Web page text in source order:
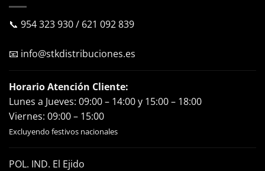
📞 954 323 930/ 621 092 839
📧 info@stkdistribuciones.es
Horario Atención Cliente:
Lunes a Jueves: 09:00 – 14:00 y 15:00 – 18:00
Viernes: 09:00 – 15:00
Excluyendo festivos nacionales
POL. IND. El Ejido